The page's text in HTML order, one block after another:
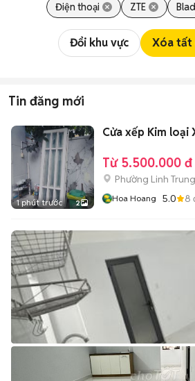
Điện thoại ZTE
Đổi khu vực Xóa tất
Tin đăng mới
1 phút trước 2
Cửa xếp Kim loại
Từ 5.500.000 đ
Phường Linh
Hoa Hoang 5.0 8